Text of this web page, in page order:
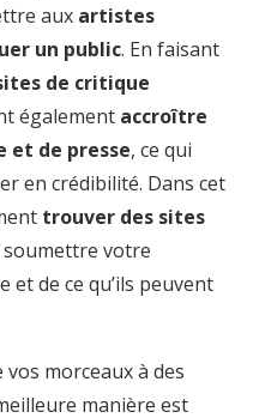
aux artistes
un public. En faisant
de critique
également accroître
et de presse, ce qui
en crédibilité. Dans cet
trouver des sites
votre
de ce qu’ils peuvent
morceaux à des
manière est